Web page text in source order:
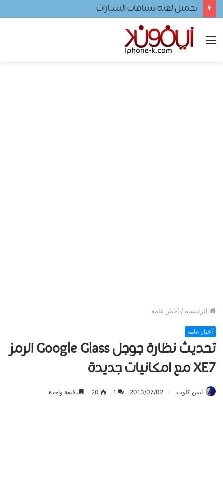
تحميل لعبه سباقات السيارات
القائمة
الرئيسية / أخبار عامة
أخبار عامة
تحديث نظارة جوجل Google Glass الرمز
XE7 مع امكانيات جديدة
ايمن كلوب 2013/07/02
1
20 دقيقة واحدة